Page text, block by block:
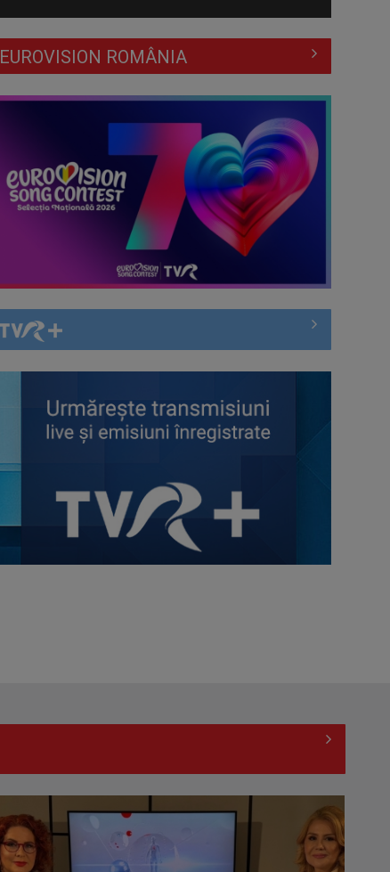
Piesa „Inimă, nu fi de piatră” a
Corinei Chiriac ia argintul în
Hora care unește generații | VIDEO
Piesa Angelei Similea „După
noapte vine zi” – pe podium şi
încet, fă ...
piesă în ...
„Cerul” trupei Proconsul – a şasea
cea mai votată piesă în concursul
comerciale
EVENIMENT ESTIVAL - Taberele
ARC – Acolo unde începe ACASĂ
EUROVISION ROMÂNIA